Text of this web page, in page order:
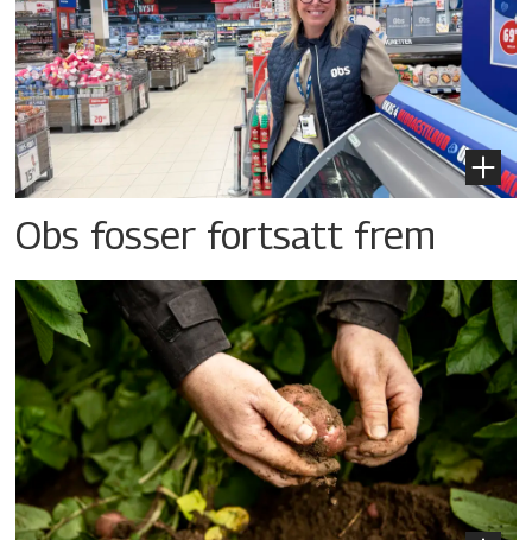
Obs fosser fortsatt frem